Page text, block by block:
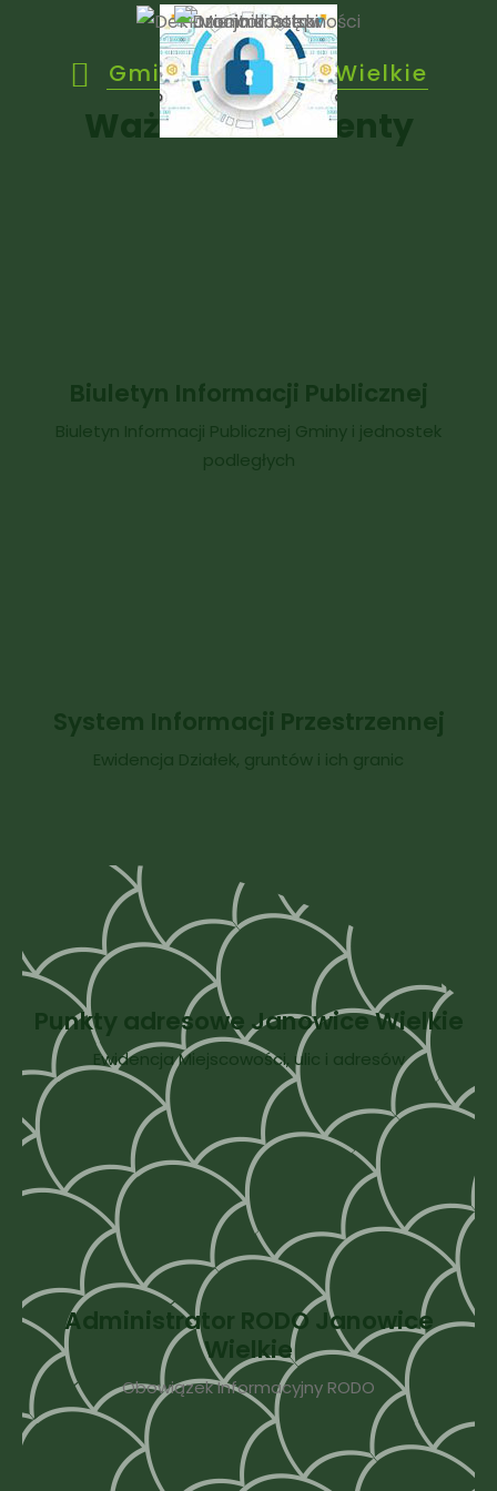
Gmina Janowice Wielkie
Ważne dokumenty
Biuletyn Informacji Publicznej
Biuletyn Informacji Publicznej Gminy i jednostek
podległych
System Informacji Przestrzennej
Ewidencja Działek, gruntów i ich granic
Punkty adresowe Janowice Wielkie
Ewidencja Miejscowości, ulic i adresów
Administrator RODO Janowice
Wielkie
Obowiązek Informacyjny RODO